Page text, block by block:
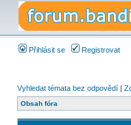
Přihlásit se Registrovat
Vyhledat témata bez odpovědí |
Obsah fóra